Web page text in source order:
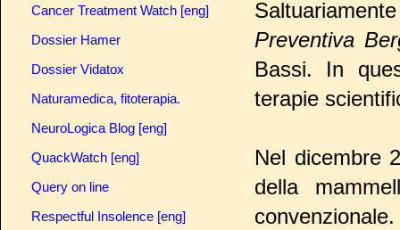
Preventiva
Bassi. In
terapie
Nel dicembre
della
Cancer Treatment Watch [eng]
Dossier Hamer
Dossier Vidatox
Naturamedica, fitoterapia.
NeuroLogica Blog [eng]
QuackWatch [eng]
Query on line
Respectful Insolence [eng]